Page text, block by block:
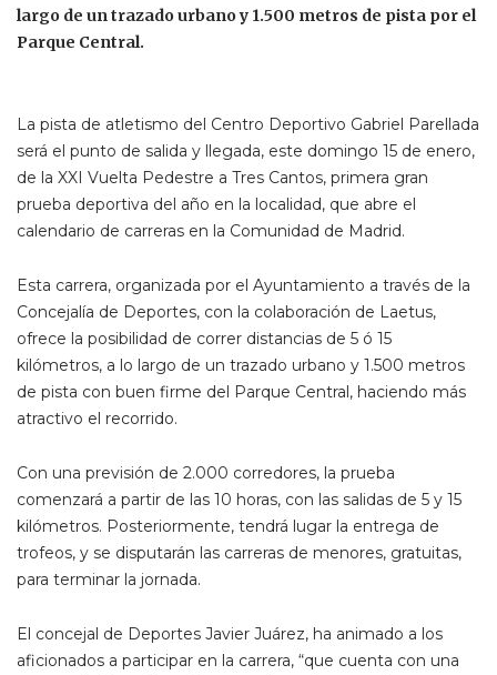
largo de un trazado urbano y 1.500 metros de pista por el
Parque Central.
La pista de atletismo del Centro Deportivo Gabriel Parellada
será el punto de salida y llegada, este domingo 15 de enero,
de la XXI Vuelta Pedestre a Tres Cantos, primera gran
prueba deportiva del año en la localidad, que abre el
calendario de carreras en la Comunidad de Madrid.
Esta carrera, organizada por el Ayuntamiento a través de la
Concejalía de Deportes, con la colaboración de Laetus,
ofrece la posibilidad de correr distancias de 5 ó 15
kilómetros, a lo largo de un trazado urbano y 1.500 metros
de pista con buen firme del Parque Central, haciendo más
atractivo el recorrido.
Con una previsión de 2.000 corredores, la prueba
comenzará a partir de las 10 horas, con las salidas de 5 y 15
kilómetros. Posteriormente, tendrá lugar la entrega de
trofeos, y se disputarán las carreras de menores, gratuitas,
para terminar la jornada.
El concejal de Deportes Javier Juárez, ha animado a los
aficionados a participar en la carrera, “que cuenta con una